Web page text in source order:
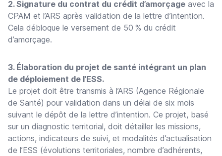
2. Signature du contrat du crédit d’amorçage avec la
CPAM et l’ARS après validation de la lettre d’intention.
Cela débloque le versement de 50 % du crédit
d’amorçage.
3. Élaboration du projet de santé intégrant un plan
de déploiement de l’ESS.
Le projet doit être transmis à l’ARS (Agence Régionale
de Santé) pour validation dans un délai de six mois
suivant le dépôt de la lettre d’intention. Ce projet, basé
sur un diagnostic territorial, doit détailler les missions,
actions, indicateurs de suivi, et modalités d’actualisation
de l’ESS (évolutions territoriales, nombre d’adhérents,